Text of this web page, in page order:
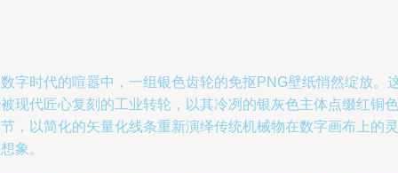
字时代的喧嚣中，一组银色齿轮的免抠PNG壁纸悄然绽放。
现代匠心复刻的工业转轮，以其冷冽的银灰色主体点缀红铜色
，以简化的矢量化线条重新演绎传统机械物在数字画布上的灵
象。